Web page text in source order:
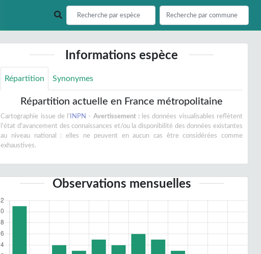
Informations espèce
Répartition Synonymes
Répartition actuelle en France métropolitaine
Cartographie issue de l' INPN - Avertissement :les données visualisables reflètent
l'état d'avancement des connaissances et/ou la disponibilité des données existantes
au niveau national : elles ne peuvent en aucun cas être considérées comme
exhaustives.
Observations mensuelles